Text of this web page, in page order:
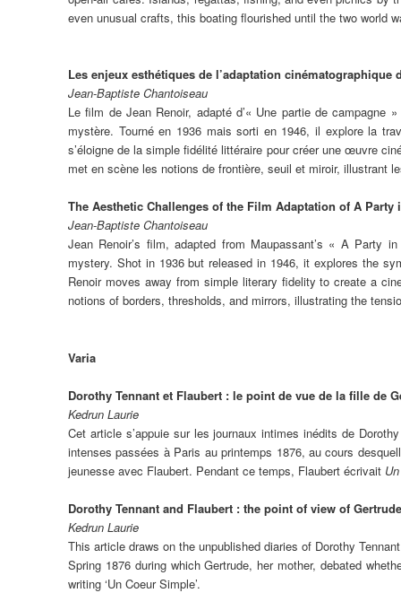
even unusual crafts, this boating flourished until the two world
Les enjeux esthétiques de l’adaptation cinématographique
Jean-Baptiste Chantoiseau
Le film de Jean Renoir, adapté d’« Une partie de
mystère. Tourné en 1936 mais sorti en 1946, il explore la
s’éloigne de la simple fidélité littéraire pour créer une œuvre
met en scène les notions de frontière, seuil et miroir, illustrant
The Aesthetic Challenges of the Film Adaptation of A Party
Jean-Baptiste Chantoiseau
Jean Renoir’s film, adapted from Maupassant’s « A Party
mystery. Shot in 1936 but released in 1946, it explores the
Renoir moves away from simple literary fidelity to create a
notions of borders, thresholds, and mirrors, illustrating the
Varia
Dorothy Tennant et Flaubert : le point de vue de la fille de
Kedrun Laurie
Cet article s’appuie sur les journaux intimes inédits de
intenses passées à Paris au printemps 1876, au cours
jeunesse avec Flaubert. Pendant ce temps, Flaubert écrivait
Dorothy Tennant and Flaubert : the point of view of
Kedrun Laurie
This article draws on the unpublished diaries of Dorothy
Spring 1876 during which Gertrude, her mother, debated
writing ‘Un Coeur Simple’.